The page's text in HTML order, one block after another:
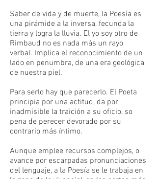
Saber de vida y de muerte, la Poesía es
una pirámide a la inversa, fecunda la
tierra y logra la lluvia. El yo soy otro de
Rimbaud no es nada más un rayo
verbal. Implica el reconocimiento de un
lado en penumbra, de una era geológica
de nuestra piel.
Para serlo hay que parecerlo. El Poeta
principia por una actitud, da por
inadmisible la traición a su oficio, so
pena de perecer devorado por su
contrario más íntimo.
Aunque emplee recursos complejos, o
avance por escarpadas pronunciaciones
del lenguaje, a la Poesía se le trabaja en